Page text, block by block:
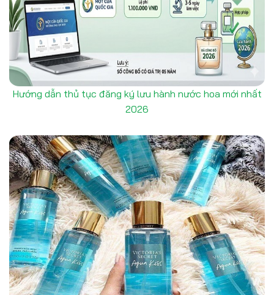
Hướng dẫn thủ tục đăng ký lưu hành nước hoa mới nhất
2026